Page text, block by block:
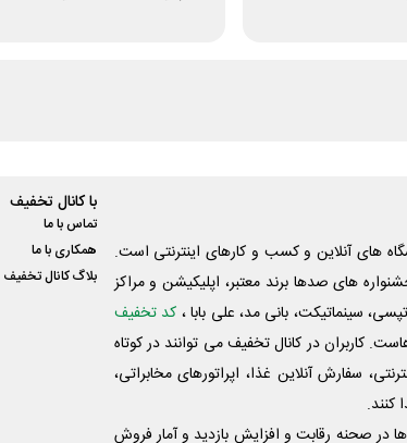
های آنلاین و کسب و‌ کارهای اینترنتی است.
های صدها برند معتبر، اپلیکیشن و مراکز
سینماتیکت، بانی مد، علی‌ بابا ، کد تخفیف
کاربران در کانال تخفیف می توانند در کوتاه
سفارش آنلاین غذا، اپراتورهای مخابراتی،
کنند.
در صحنه رقابت و افزایش بازدید و آمار فروش
با کانال تخفیف
تماس با ما
همکاری با ما
بلاگ کانال تخفیف